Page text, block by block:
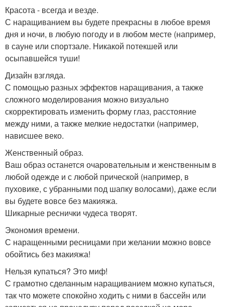
Красота - всегда и везде.
С наращиванием вы будете прекрасны в любое время
дня и ночи, в любую погоду и в любом месте (например,
в сауне или спортзале. Никакой потекшей или
осыпавшейся туши!
Дизайн взгляда.
С помощью разных эффектов наращивания, а также
сложного моделирования можно визуально
скорректировать изменить форму глаз, расстояние
между ними, а также мелкие недостатки (например,
нависшее веко.
Женственный образ.
Ваш образ останется очаровательным и женственным в
любой одежде и с любой прической (например, в
пуховике, с убранными под шапку волосами), даже если
вы будете вовсе без макияжа.
Шикарные реснички чудеса творят.
Экономия времени.
С наращенными ресницами при желании можно вовсе
обойтись без макияжа!
Нельзя купаться? Это миф!
С грамотно сделанным наращиванием можно купаться,
так что можете спокойно ходить с ними в бассейн или